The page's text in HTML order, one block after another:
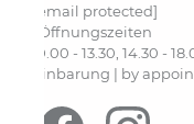
[email protected]
Öffnungszeiten
Fr. 10.00 - 13.30, 14.30 -
Vereinbarung | by